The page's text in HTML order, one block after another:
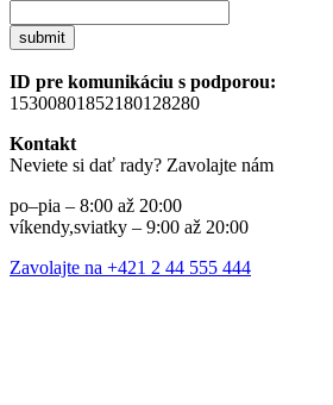
submit
ID pre komunikáciu s podporou:
15300801852180128280
Kontakt
Neviete si dať rady? Zavolajte nám
po–pia – 8:00 až 20:00
víkendy,sviatky – 9:00 až 20:00
Zavolajte na +421 2 44 555 444